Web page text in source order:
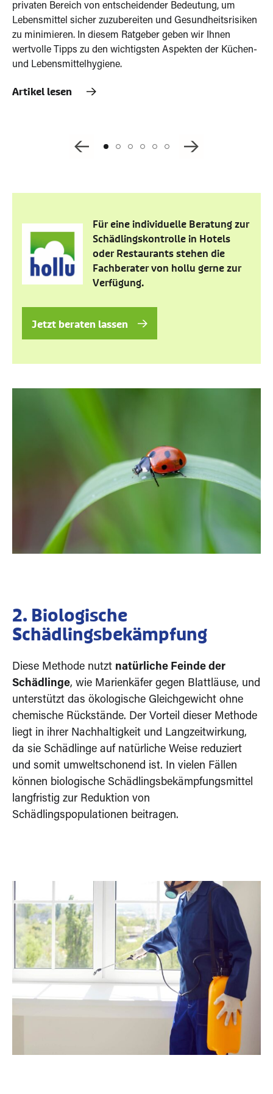
Pflegeeinrichtungen ist es wichtig, wirksame und sichere
erfahren Sie, wie Sie verschiedene Oberflächen richtig
desinfizieren und welche hollu Reinigungsprodukte für die
jeweiligen Anforderungen geeignet sind.
Artikel lesen
Für eine individuelle Beratung zur
Schädlingskontrolle in Hotels
oder Restaurants stehen die
Fachberater von hollu gerne zur
Verfügung.
Jetzt beraten lassen
2. Biologische
Schädlingsbekämpfung
Diese Methode nutzt natürliche Feinde der
Schädlinge, wie Marienkäfer gegen Blattläuse, und
unterstützt das ökologische Gleichgewicht ohne
chemische Rückstände. Der Vorteil dieser Methode
liegt in ihrer Nachhaltigkeit und Langzeitwirkung,
da sie Schädlinge auf natürliche Weise reduziert
und somit umweltschonend ist. In vielen Fällen
können biologische Schädlingsbekämpfungsmittel
langfristig zur Reduktion von
Schädlingspopulationen beitragen.